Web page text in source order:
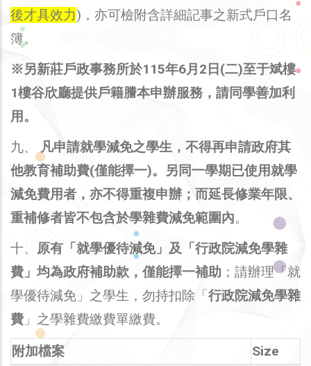
後才具效力)，亦可檢附含詳細記事之新式戶口名
簿。
※另新莊戶政事務所於115年6月2日(二)至于斌樓
1樓谷欣廳提供戶籍謄本申辦服務，請同學善加利
用。
九、 凡申請就學減免之學生，不得再申請政府其
他教育補助費(僅能擇一)。另同一學期已使用就學
減免費用者，亦不得重複申辦；而延長修業年限、
重補修者皆不包含於學雜費減免範圍內。
十、 原有「就學優待減免」及「行政院減免學雜
費」均為政府補助款，僅能擇一補助 ；請辦理「就
學優待減免」之學生，勿持扣除「行政院減免學雜
費 」之學雜費繳費單繳費。
附加檔案
Size